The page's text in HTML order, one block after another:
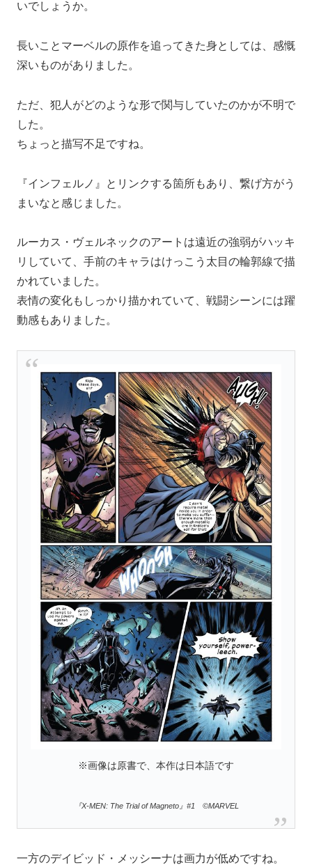
いでしょうか。
長いことマーベルの原作を追ってきた身としては、感慨
深いものがありました。
ただ、犯人がどのような形で関与していたのかが不明で
した。
ちょっと描写不足ですね。
『インフェルノ』とリンクする箇所もあり、繋げ方がう
まいなと感じました。
ルーカス・ヴェルネックのアートは遠近の強弱がハッキ
リしていて、手前のキャラはけっこう太目の輪郭線で描
かれていました。
表情の変化もしっかり描かれていて、戦闘シーンには躍
動感もありました。
※画像は原書で、本作は日本語です
『X-MEN: The Trial of Magneto』#1 ©MARVEL
一方のデイビッド・メッシーナは画力が低めですね。